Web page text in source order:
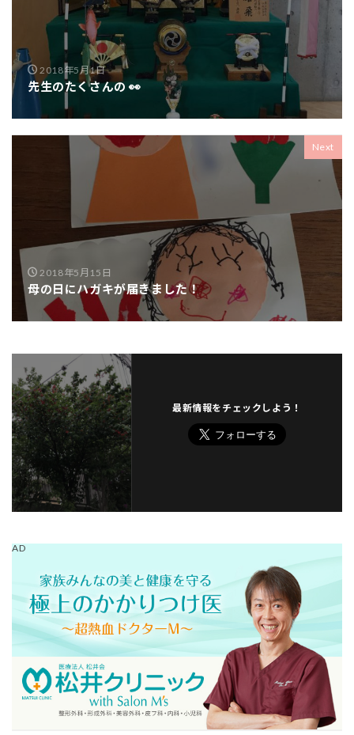
2018年5月1日
先生のたくさんの 👀
Next
2018年5月15日
母の日にハガキが届きました！
最新情報をチェックしよう！
AD